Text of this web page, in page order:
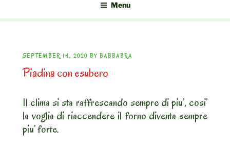
Menu
POSTED
ON
SEPTEMBER 14, 2020 BY BABBABRA
Piadina con esubero
Il clima si sta raffrescando sempre di piu’, cosi’
la voglia di riaccendere il forno diventa sempre
piu’ forte.